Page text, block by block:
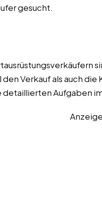
gesucht.
Verkauf als auch
Aufgaben
Anzeige